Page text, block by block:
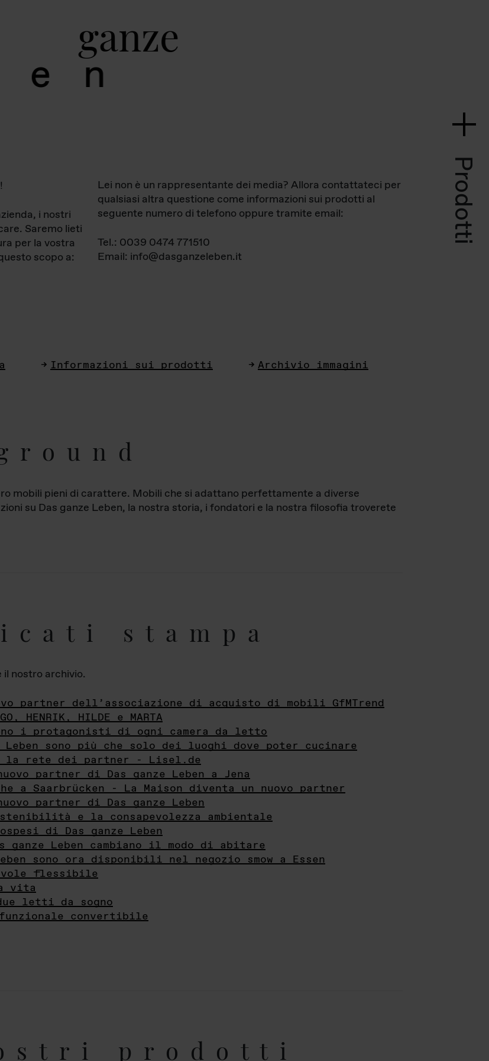
ganz
e
Prodotti
!
i nostri
Saremo lieti
per la vostra
scopo a:
Lei non è un rappresentante dei media? Allora contattateci per
qualsiasi altra questione come informazioni sui prodotti al
seguente numero di telefono oppure tramite email:
Tel.: 0039 0474 771510
Email: info@dasganzeleben.it
Informazioni sui prodotti Archivio immagini
mobili pieni di carattere. Mobili che si adattano perfettamente a diverse
su Das ganze Leben, la nostra storia, i fondatori e la nostra filosofia troverete
stampa
nostro archivio.
partner dell’associazione di acquisto di mobili GfMTrend
HENRIK, HILDE e MARTA
sono i protagonisti di ogni camera da letto
Leben sono più che solo dei luoghi dove poter cucinare
la rete dei partner - Lisel.de
partner di Das ganze Leben a Jena
a Saarbrücken - La Maison diventa un nuovo partner
partner di Das ganze Leben
e la consapevolezza ambientale
di Das ganze Leben
Leben cambiano il modo di abitare
sono ora disponibili nel negozio smow a Essen
flessibile
vita
due letti da sogno
convertibile
prodotti